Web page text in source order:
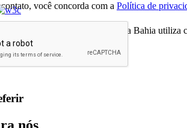
você concorda com a Política de
Municipal de Itaguaçu da Bahia utiliza